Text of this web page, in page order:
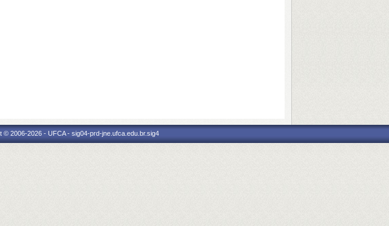
2006-2026 - UFCA - sig04-prd-jne.ufca.edu.br.sig4